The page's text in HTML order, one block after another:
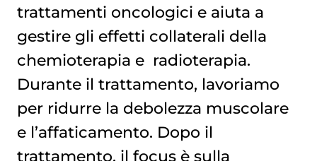
trattamenti oncologici e aiuta a
gestire gli effetti collaterali della
chemioterapia e radioterapia.
Durante il trattamento, lavoriamo
per ridurre la debolezza muscolare
e l’affaticamento. Dopo il
trattamento, il focus è sulla